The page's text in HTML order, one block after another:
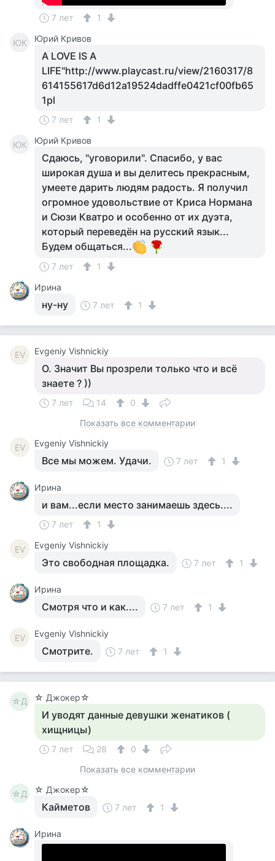
7 лет 1
ЮК Юрий Кривов
A LOVE IS A
LIFE"http://www.playcast.ru/view/2160317/8
614155617d6d12a19524dadffe0421cf00fb65
1pl
7 лет 1
ЮК Юрий Кривов
Сдаюсь, "уговорили". Спасибо, у вас
широкая душа и вы делитесь прекрасным,
умеете дарить людям радость. Я получил
огромное удовольствие от Криса Нормана
и Сюзи Кватро и особенно от их дуэта,
который переведён на русский язык...
Будем общаться...
7 лет
1
Ирина
ну-ну 7 лет 1
EV Evgeniy Vishnickiy
О. Значит Вы прозрели только что и всё
знаете ? ))
7 лет 14
0
Показать все комментарии
EV Evgeniy Vishnickiy
Все мы можем. Удачи. 7 лет 1
Ирина
и вам...если место занимаешь здесь....
7 лет 1
EV Evgeniy Vishnickiy
Это свободная площадка. 7 лет 1
Ирина
Смотря что и как.... 7 лет 1
EV Evgeniy Vishnickiy
Смотрите. 7 лет 1
☆Д ☆ Джокер☆
И уводят данные девушки женатиков (
хищницы)
7 лет 28
0
Показать все комментарии
☆Д ☆ Джокер☆
Кайметов 7 лет 1
Ирина